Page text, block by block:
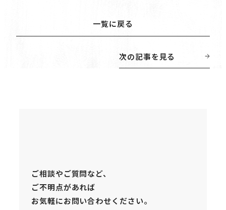
一覧に戻る
次の記事を見る
ご相談やご質問など、
ご不明点があれば
お気軽にお問い合わせください。